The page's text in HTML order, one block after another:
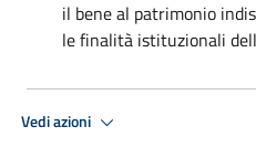
il bene al patrimonio
le finalità istituzionali
Vedi azioni